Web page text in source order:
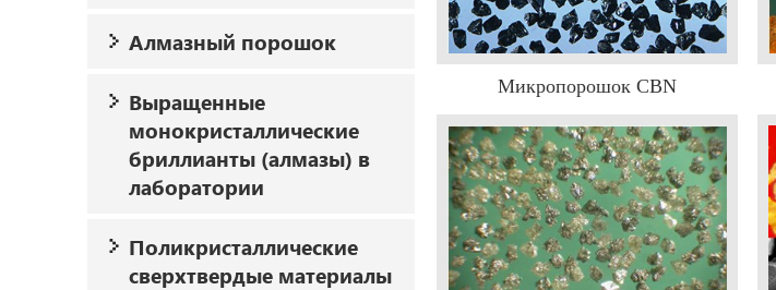
Алмазный порошок
Выращенные
монокристаллические
бриллианты (алмазы) в
лаборатории
Поликристаллические
сверхтвердые материалы
Микропорошок CBN